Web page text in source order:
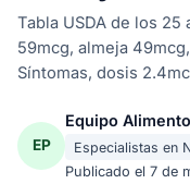
Tabla USDA de los
59mcg, almeja
Síntomas, dosis
EP
Equipo
Especialistas en
Publicado el 7 de